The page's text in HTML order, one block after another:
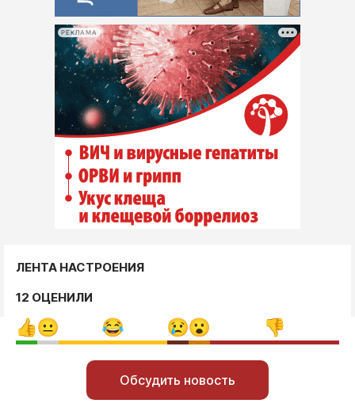
РЕКЛАМА
ЛЕНТА НАСТРОЕНИЯ
12 ОЦЕНИЛИ
Обсудить новость